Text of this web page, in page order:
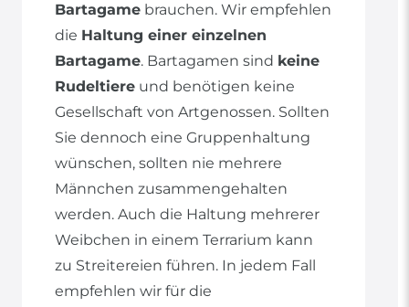
Bartagame brauchen. Wir empfehlen
die Haltung einer einzelnen
Bartagame. Bartagamen sind keine
Rudeltiere und benötigen keine
Gesellschaft von Artgenossen. Sollten
Sie dennoch eine Gruppenhaltung
wünschen, sollten nie mehrere
Männchen zusammengehalten
werden. Auch die Haltung mehrerer
Weibchen in einem Terrarium kann
zu Streitereien führen. In jedem Fall
empfehlen wir für die